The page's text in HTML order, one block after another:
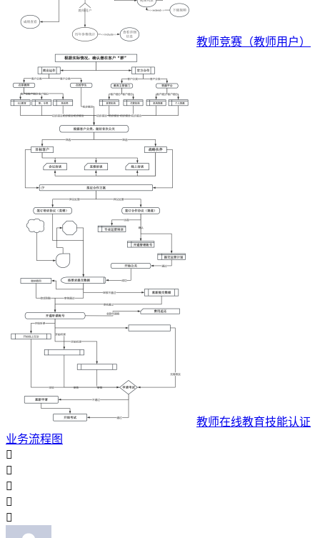
教师竞赛（教师用户）
教师在线教育技能认证
业务流程图




